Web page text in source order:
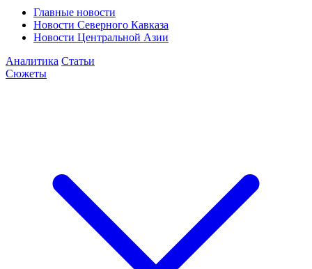
Главные новости
Новости Северного Кавказа
Новости Центральной Азии
Аналитика Статьи
Сюжеты